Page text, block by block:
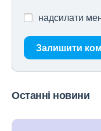
надсилати
Залишити
Останні новини